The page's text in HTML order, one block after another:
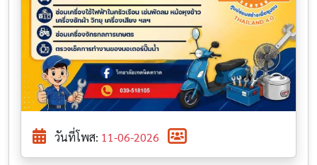
วันที่โพส: 11-06-2026